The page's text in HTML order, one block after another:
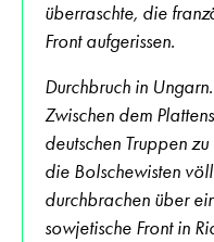
überraschte, die
Front aufgerissen.
Durchbruch in Ungarn.
Zwischen dem
deutschen Truppen
die Bolschewisten
durchbrachen über
sowjetische Front in